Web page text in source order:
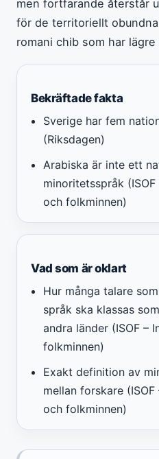
men fortfarande återstår
för de territoriellt
romani chib som har
Bekräftade fakta
Sverige har fem
(Riksdagen)
Arabiska är inte ett
minoritetsspråk
och folkminnen)
Vad som är oklart
Hur många talare
språk ska klassas
andra länder (ISOF –
folkminnen)
Exakt definition av
mellan forskare
och folkminnen)